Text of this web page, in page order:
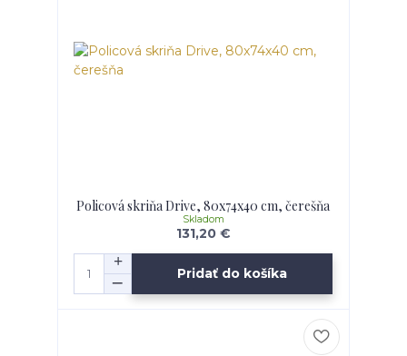
Policová skriňa Drive, 80x74x40 cm, čerešňa
131,20 €
Skladom
Pridať do košíka